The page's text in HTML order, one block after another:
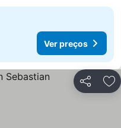
Ver preços
Partilhar